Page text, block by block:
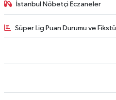
İstanbul Nöbetçi Eczaneler
Süper Lig Puan Durumu ve